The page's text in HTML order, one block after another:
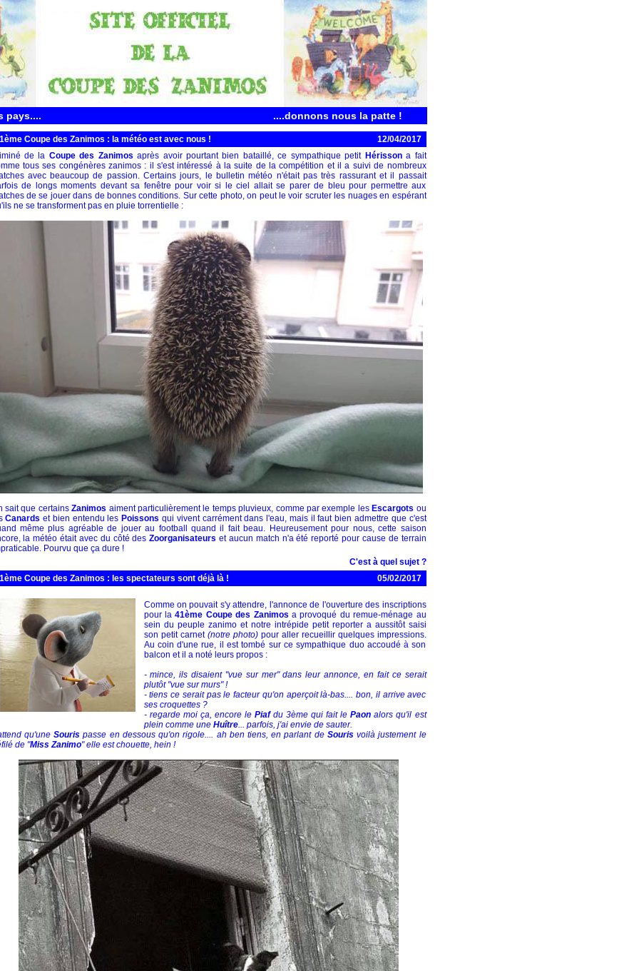
pays.... ....donnons nous la patte !
Coupe des Zanimos : la météo est avec nous !
12/04/2017
de la Coupe des Zanimos après avoir pourtant bien bataillé, ce sympathique petit Hérissona fait
tous ses congénères zanimos : il s'est intéressé à la suite de la compétition et il a suivi de nombreux
avec beaucoup de passion. Certains jours, le bulletin météo n'était pas très rassurant et il passait
de longs moments devant sa fenêtre pour voir si le ciel allait se parer de bleu pour permettre aux
de se jouer dans de bonnes conditions. Sur cette photo, on peut le voir scruter les nuages en espérant
ne se transforment pas en pluie torrentielle :
sait que certainsZanimos aiment particulièrement le temps pluvieux, comme par exemple les Escargots ou
Canards et bien entendu les Poissons qui vivent carrément dans l'eau, mais il faut bien admettre que c'est
même plus agréable de jouer au football quand il fait beau. Heureusement pour nous, cette saison
la météo était avec du côté desZoorganisateurs et aucun match n'a été reporté pour cause de terrain
Pourvu que ça dure !
C'est à quel sujet ?
Coupe des Zanimos : les spectateurs sont déjà là !
05/02/2017
Comme on pouvait s'y attendre, l'annonce de l'ouverture des inscriptions
pour la41ème Coupe des Zanimos a provoqué du remue-ménage au
sein du peuple zanimo et notre intrépide petit reporter a aussitôt saisi
son petit carnet (notre photo)pour aller recueillir quelques impressions.
Au coin d'une rue, il est tombé sur ce sympathique duo accoudé à son
balcon et il a noté leurs propos :
- mince, ils disaient "vue sur mer" dans leur annonce, en fait ce serait
plutôt "vue sur murs" !
- tiens ce serait pas le facteur qu'on aperçoit là-bas.... bon, il arrive avec
ses croquettes ?
- regarde moi ça, encore le Piafdu 3ème qui fait lePaon alors qu'il est
plein comme une Huître... parfois, j'ai envie de sauter.
qu'uneSouris passe en dessous qu'on rigole.... ah ben tiens, en parlant de Sourisvoilà justement le
de "Miss Zanimo" elle est chouette, hein !